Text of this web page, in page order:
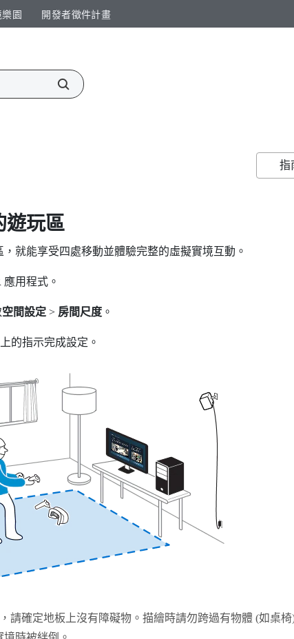
園​ 開發者徵件計畫​
指
遊玩區
，就能享受四處移動並體驗完整的虛擬實境互動。
應用程式。
空間設定> 房間尺度。
的指示完成設定。
請確定地板上沒有障礙物。描繪時請勿跨過有物體 (如桌